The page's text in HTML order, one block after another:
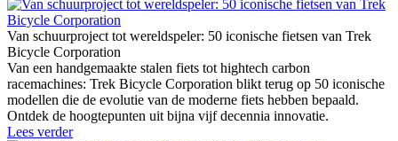
Van schuurproject tot wereldspeler: 50 iconische fietsen van Trek
Bicycle Corporation
Van een handgemaakte stalen fiets tot hightech carbon
racemachines: Trek Bicycle Corporation blikt terug op 50 iconische
modellen die de evolutie van de moderne fiets hebben bepaald.
Ontdek de hoogtepunten uit bijna vijf decennia innovatie.
Lees verder